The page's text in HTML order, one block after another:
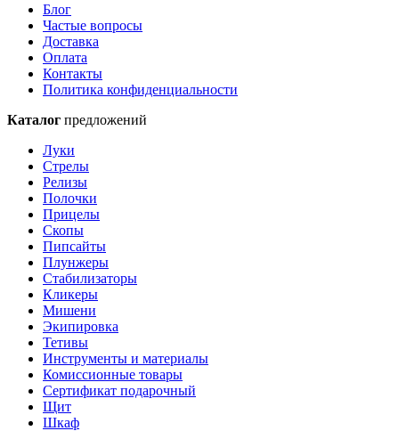
Блог
Частые вопросы
Доставка
Оплата
Контакты
Политика конфиденциальности
Каталог предложений
Луки
Стрелы
Релизы
Полочки
Прицелы
Скопы
Пипсайты
Плунжеры
Стабилизаторы
Кликеры
Мишени
Экипировка
Тетивы
Инструменты и материалы
Комиссионные товары
Сертификат подарочный
Щит
Шкаф